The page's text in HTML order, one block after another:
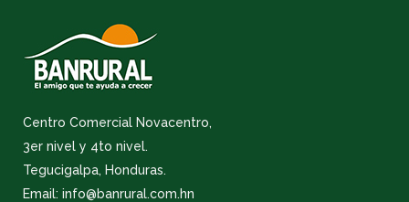
Centro Comercial Novacentro,
3er nivel y 4to nivel.
Tegucigalpa, Honduras.
Email: info@banrural.com.hn